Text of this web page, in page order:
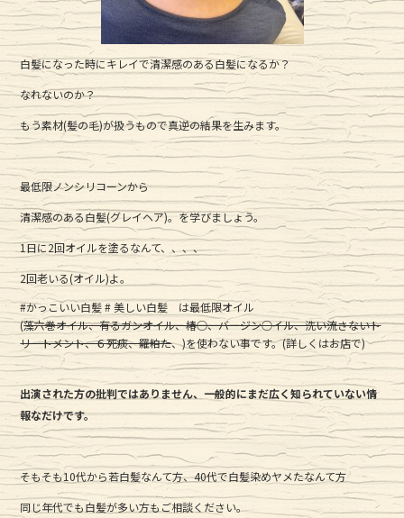
白髪になった時にキレイで清潔感のある白髪になるか？
なれないのか？
もう素材(髪の毛)が扱うもので真逆の結果を生みます。
最低限ノンシリコーンから
清潔感のある白髪(グレイヘア)。を学びましょう。
1日に2回オイルを塗るなんて、、、、
2回老いる(オイル)よ。
#かっこいい白髪 # 美しい白髪 は最低限オイル
(藻六巻オイル、有るガンオイル、椿○、バージン○イル、洗い流さないト
リートメント、６死痰、羅粕た、)を使わない事です。(詳しくはお店で)
出演された方の批判ではありません、一般的にまだ広く知られていない情
報なだけです。
そもそも10代から若白髪なんて方、40代で白髪染めヤメたなんて方
同じ年代でも白髪が多い方もご相談ください。